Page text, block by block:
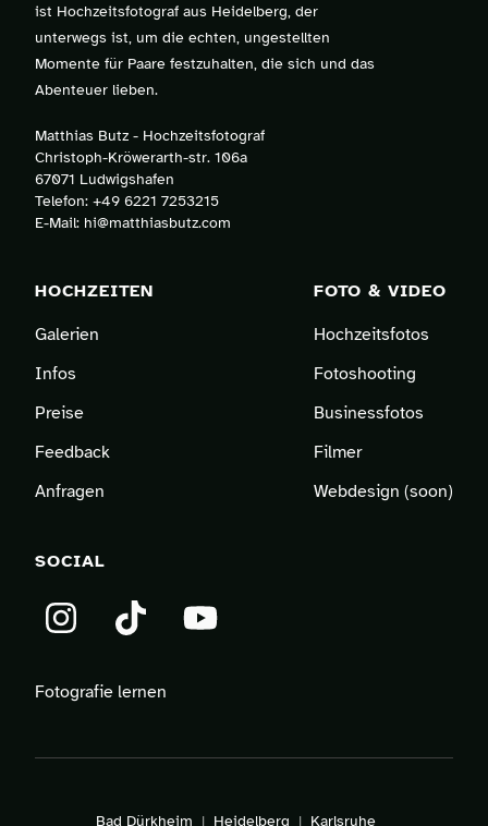
ist Hochzeitsfotograf aus Heidelberg, der
unterwegs ist, um die echten, ungestellten
Momente für Paare festzuhalten, die sich und das
Abenteuer lieben.
Matthias Butz - Hochzeitsfotograf
Christoph-Kröwerarth-str. 106a
67071 Ludwigshafen
Telefon: +49 6221 7253215
E-Mail: hi@matthiasbutz.com
HOCHZEITEN
Galerien
Infos
Preise
Feedback
Anfragen
FOTO & VIDEO
Hochzeitsfotos
Fotoshooting
Businessfotos
Filmer
Webdesign (soon)
SOCIAL
InstagramTikTok YouTube
Fotografie lernen
Bad Dürkheim Heidelberg Karlsruhe